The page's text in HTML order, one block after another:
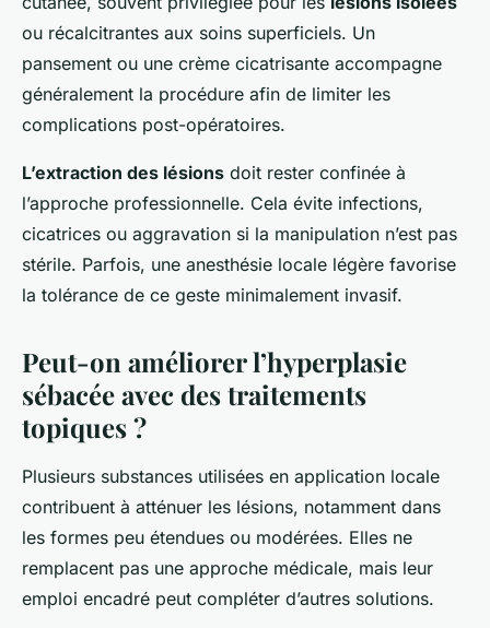
ou récalcitrantes aux soins superficiels. Un
pansement ou une crème cicatrisante accompagne
généralement la procédure afin de limiter les
complications post-opératoires.
L’extraction des lésions doit rester confinée à
l’approche professionnelle. Cela évite infections,
cicatrices ou aggravation si la manipulation n’est pas
stérile. Parfois, une anesthésie locale légère favorise
la tolérance de ce geste minimalement invasif.
Peut-on améliorer l’hyperplasie
sébacée avec des traitements
topiques ?
Plusieurs substances utilisées en application locale
contribuent à atténuer les lésions, notamment dans
les formes peu étendues ou modérées. Elles ne
remplacent pas une approche médicale, mais leur
emploi encadré peut compléter d’autres solutions.